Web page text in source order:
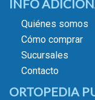
INFO
Quiénes somos
Cómo comprar
Sucursales
Contacto
ORTOPEDIA